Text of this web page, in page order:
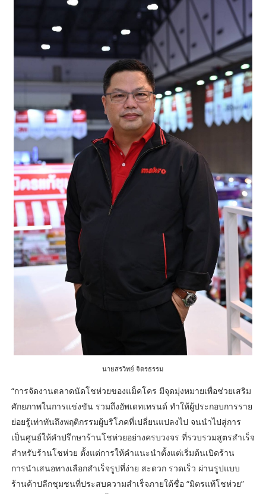
นายสรวิทย์ จิตรธรรม
“การจัดงานตลาดนัดโชห่วยของแม็คโคร มีจุดมุ่งหมายเพื่อช่วยเสริม
ศักยภาพในการแข่งขัน รวมถึงอัพเดทเทรนด์ ทำให้ผู้ประกอบการราย
ย่อยรู้เท่าทันถึงพฤติกรรมผู้บริโภคที่เปลี่ยนแปลงไป จนนำไปสู่การ
เป็นศูนย์ให้คำปรึกษาร้านโชห่วยอย่างครบวงจร ที่รวบรวมสูตรสำเร็จ
สำหรับร้านโชห่วย ตั้งแต่การให้คำแนะนำตั้งแต่เริ่มต้นเปิดร้าน
การนำเสนอทางเลือกสำเร็จรูปที่ง่าย สะดวก รวดเร็ว ผ่านรูปแบบ
ร้านค้าปลีกชุมชนที่ประสบความสำเร็จภายใต้ชื่อ “มิตรแท้โชห่วย”